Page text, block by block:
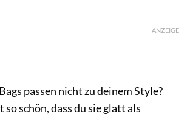
ANZEIGE
passen nicht zu deinem Style?
so schön, dass du sie glatt als